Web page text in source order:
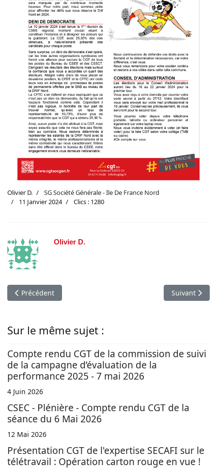
Olivier D.
SG Société Générale - Ile De France Nord
11 Janvier 2024
Clics : 1280
Olivier D.
Article précédent : Fuites, intempéries ou locaux insalubres -
Précédent Article
Suivant
Sur le même sujet :
Compte rendu CGT de la commission de suivi
de la campagne d’évaluation de la
performance 2025 - 7 mai 2026
4 Juin 2026
CSEC - Plénière - Compte rendu CGT de la
séance du 6 Mai 2026
12 Mai 2026
Présentation CGT de l'expertise SECAFI sur le
télétravail : Opération carton rouge en vue !